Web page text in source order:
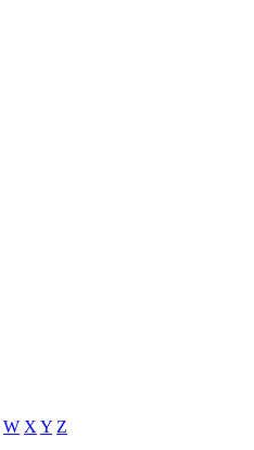
W X Y Z